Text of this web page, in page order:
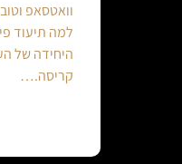
וואטסאפ
למה תיעוד
היחידה של
קריסה.…